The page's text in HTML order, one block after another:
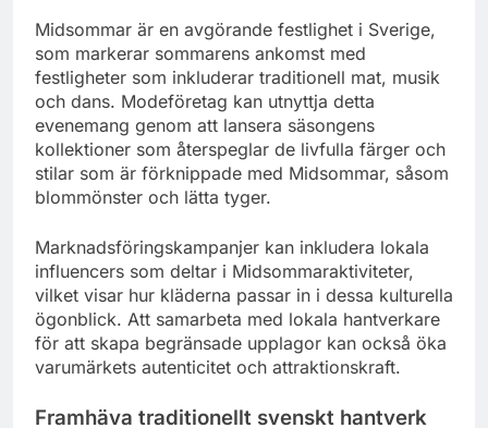
Midsommar är en avgörande festlighet i Sverige,
som markerar sommarens ankomst med
festligheter som inkluderar traditionell mat, musik
och dans. Modeföretag kan utnyttja detta
evenemang genom att lansera säsongens
kollektioner som återspeglar de livfulla färger och
stilar som är förknippade med Midsommar, såsom
blommönster och lätta tyger.
Marknadsföringskampanjer kan inkludera lokala
influencers som deltar i Midsommaraktiviteter,
vilket visar hur kläderna passar in i dessa kulturella
ögonblick. Att samarbeta med lokala hantverkare
för att skapa begränsade upplagor kan också öka
varumärkets autenticitet och attraktionskraft.
Framhäva traditionellt svenskt hantverk